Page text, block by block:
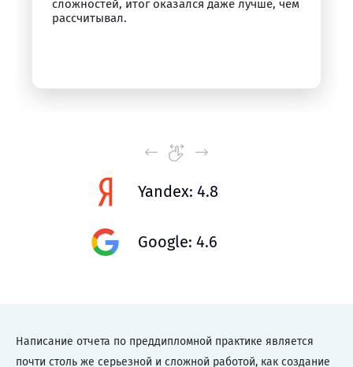
сложностей, итог оказался даже лучше, чем
рассчитывал.
Yandex: 4.8
Google: 4.6
Написание отчета по преддипломной практике является
почти столь же серьезной и сложной работой, как создание